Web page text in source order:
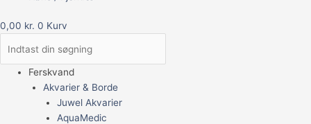
0,00 kr. 0 Kurv
Ferskvand
Akvarier & Borde
Juwel Akvarier
AquaMedic